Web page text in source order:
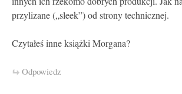
przylizane („sleek”) od strony technicznej.
Czytałeś inne książki Morgana?
Odpowiedz